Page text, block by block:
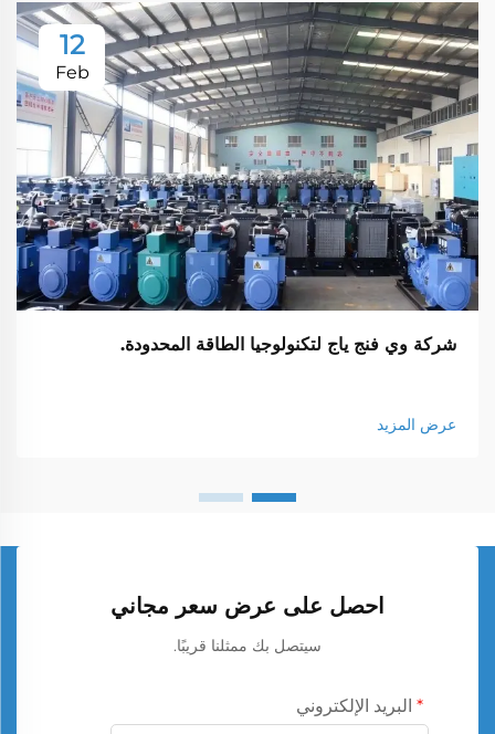
12
Feb
شركة وي فنج ياج لتكنولوجيا الطاقة المحدودة.
عرض المزيد
احصل على عرض سعر مجاني
سيتصل بك ممثلنا قريبًا.
البريد الإلكتروني